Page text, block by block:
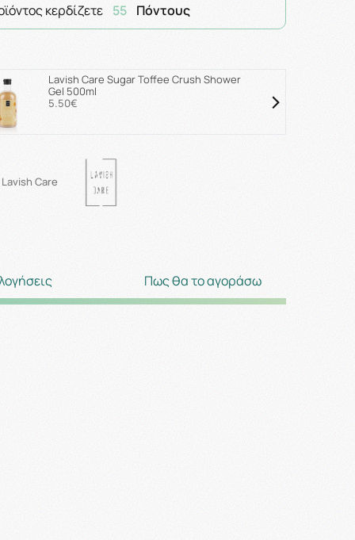
κερδίζετε 55 Πόντους
Lavish Care Sugar Toffee Crush Shower
Gel 500ml
5.50€
Care
Πως θα το αγοράσω